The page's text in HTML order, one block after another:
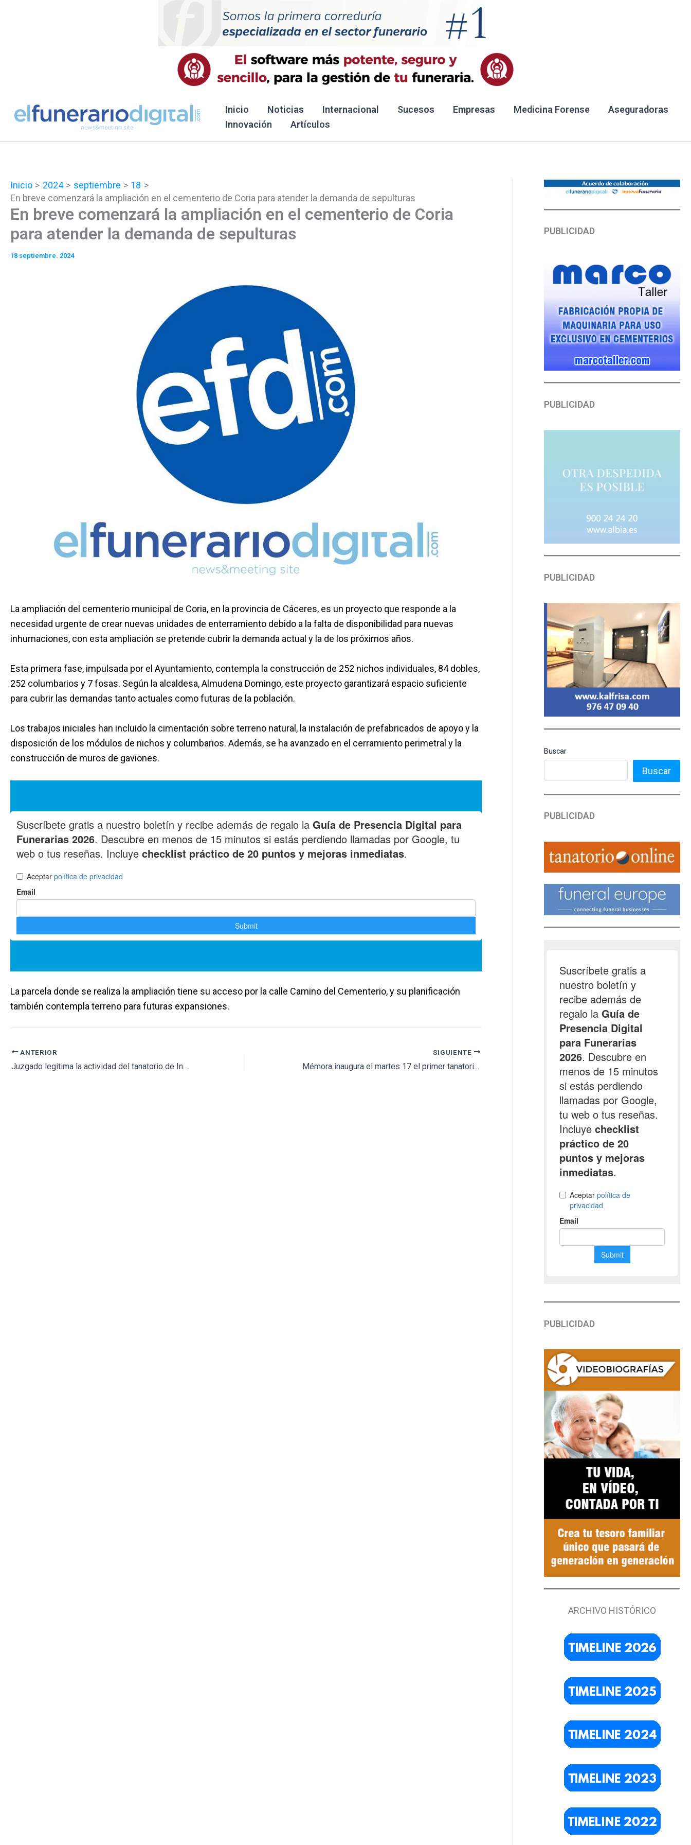
Inicio Noticias Internacional Sucesos Empresas Medicina Forense
Aseguradoras
Innovación
Artículos
Inicio 2024 septiembre
18
En breve comenzará la ampliación en el cementerio de Coria para atender la demanda de sepulturas
En breve comenzará la ampliación en el cementerio de Coria
para atender la demanda de sepulturas
18 septiembre. 2024
La ampliación del cementerio municipal de Coria, en la provincia de Cáceres, es un proyecto que responde a la
necesidad urgente de crear nuevas unidades de enterramiento debido a la falta de disponibilidad para nuevas
inhumaciones, con esta ampliación se pretende cubrir la demanda actual y la de los próximos años.
Esta primera fase, impulsada por el Ayuntamiento, contempla la construcción de 252 nichos individuales, 84 dobles,
252 columbarios y 7 fosas. Según la alcaldesa, Almudena Domingo, este proyecto garantizará espacio suficiente
para cubrir las demandas tanto actuales como futuras de la población.
Los trabajos iniciales han incluido la cimentación sobre terreno natural, la instalación de prefabricados de apoyo y la
disposición de los módulos de nichos y columbarios. Además, se ha avanzado en el cerramiento perimetral y la
construcción de muros de gaviones.
La parcela donde se realiza la ampliación tiene su acceso por la calle Camino del Cementerio, y su planificación
también contempla terreno para futuras expansiones.
ANTERIOR
Juzgado legitima la actividad del tanatorio de Interfuneraria en un polígono de Alcalá de Guadaíra
SIGUIENTE
Mémora inaugura el martes 17 el primer tanatorio de San Sebastián de los Reyes (Madrid)
PUBLICIDAD
PUBLICIDAD
PUBLICIDAD
Buscar
Buscar
PUBLICIDAD
PUBLICIDAD
ARCHIVO HISTÓRICO